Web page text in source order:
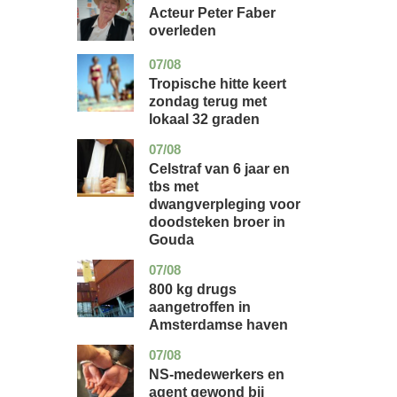
holland
Acteur Peter Faber
overleden
07/08
utrecht
nieuws
Tropische hitte keert
zondag terug met
lokaal 32 graden
07/08
zuid-
holland
nieuws
Celstraf van 6 jaar en
tbs met
dwangverpleging voor
doodsteken broer in
Gouda
07/08
noord-
holland
nieuws
800 kg drugs
aangetroffen in
Amsterdamse haven
07/08
flevoland
nieuws
NS-medewerkers en
agent gewond bij